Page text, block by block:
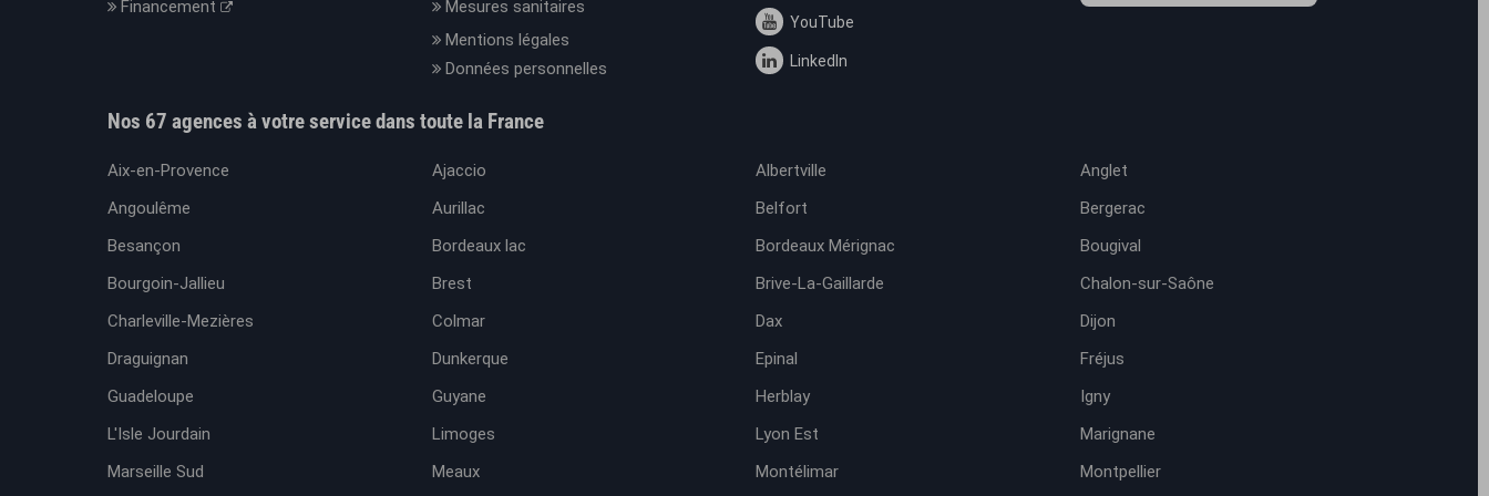
Financement
Mesures sanitaires
Mentions légales
Données personnelles
YouTube
LinkedIn
Nos 67 agences à votre service dans toute la France
Aix-en-Provence Ajaccio Albertville
Anglet
Angoulême
Aurillac Belfort
Bergerac
Besançon
Bordeaux lac Bordeaux Mérignac
Bougival
Bourgoin-Jallieu
Brest Brive-La-Gaillarde
Chalon-sur-Saône
Charleville-Mezières
Colmar Dax
Dijon
Draguignan
Dunkerque Epinal
Fréjus
Guadeloupe
Guyane Herblay
Igny
L'Isle Jourdain
Limoges Lyon Est
Marignane
Marseille Sud
Meaux Montélimar Montpellier